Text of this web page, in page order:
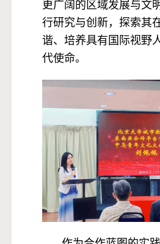
更广阔的区域发展与文
行研究与创新，探索其
谐、培养具有国际视野
代使命。